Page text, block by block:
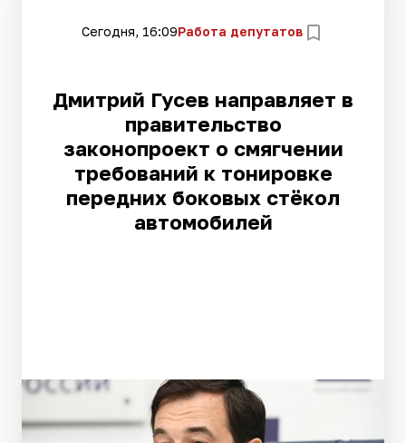
Сегодня, 16:09Работа депутатов
Дмитрий Гусев направляет в
правительство
законопроект о смягчении
требований к тонировке
передних боковых стёкол
автомобилей